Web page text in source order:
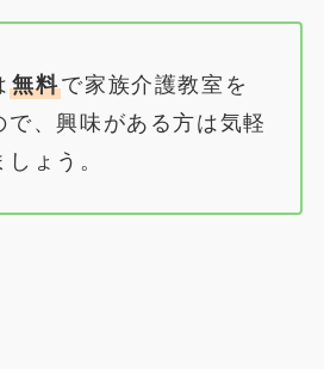
無料で家族介護教室を
で、興味がある方は気軽
ょう。